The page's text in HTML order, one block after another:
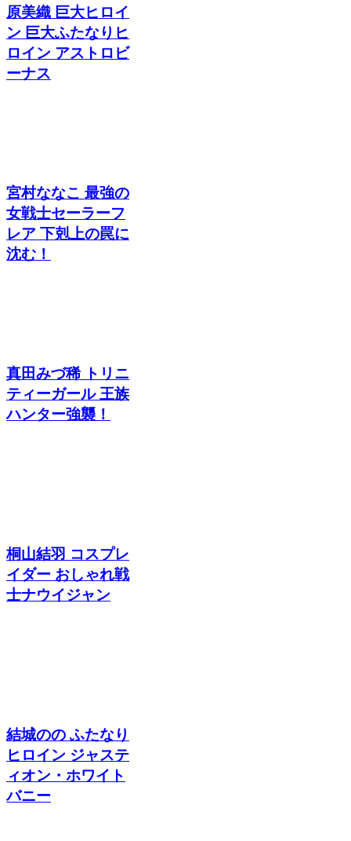
原美織 巨大ヒロイ
ン 巨大ふたなりヒ
ロイン アストロビ
ーナス
宮村ななこ 最強の
女戦士セーラーフ
レア 下剋上の罠に
沈む！
真田みづ稀 トリニ
ティーガール 王族
ハンター強襲！
桐山結羽 コスプレ
イダー おしゃれ戦
士ナウイジャン
結城のの ふたなり
ヒロイン ジャステ
ィオン・ホワイト
バニー